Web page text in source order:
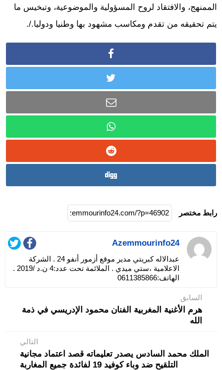
الممنهج، والافتقاد لروح المسؤولية والموضوعية، وتبخيس ما
يتم تحقيقه من تقدم ومكاسب مشهود بها وطنيا ودوليا./.
رابط مختصر
Azemmourinfo24
عبدالاله كبريتي مدير موقع أزمور أنفو 24 . الشركة
الاعلامية ،ستي ميدي . الملائمة تحت عدد:4 ن.د /2019 .
الهاتف:0611385866
السابق
هرم الأغنية المغربية الفنان محمود الإدريسي في ذمة
الله
التالي
الملك محمد السادس يصدر تعليماته قصد اعتماد مجانية
التلقيح ضد وباء كوفيد 19 لفائدة جميع المغاربة